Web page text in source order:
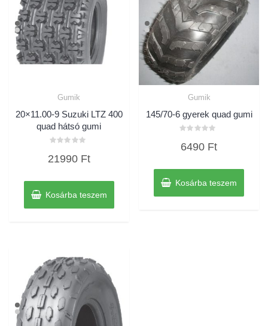
Gumik
20×11.00-9 Suzuki LTZ 400
quad hátsó gumi
0
21990 Ft
Kosárba teszem
Gumik
145/70-6 gyerek quad gumi
0
6490 Ft
Kosárba teszem